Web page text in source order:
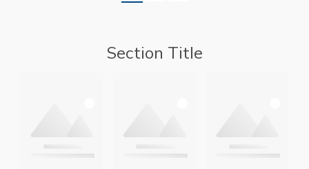
Section Title